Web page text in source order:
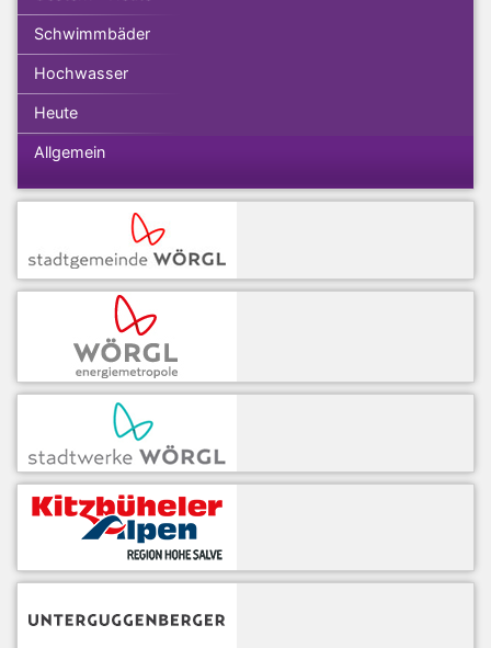
Schwimmbäder
Hochwasser
Heute
Allgemein